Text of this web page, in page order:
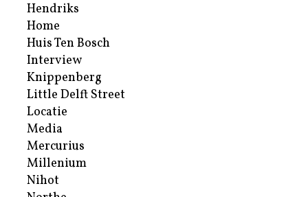
Hendriks
Home
Huis Ten Bosch
Interview
Knippenberg
Little Delft Street
Locatie
Media
Mercurius
Millenium
Nihot